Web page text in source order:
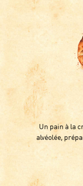
Un pain à la
alvéolée,